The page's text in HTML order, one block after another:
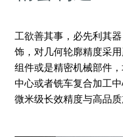
工欲善其事，必先利其
饰，对几何轮廓精度采
组件或是精密机械部件
中心或者铣车复合加工
微米级长效精度与高品质